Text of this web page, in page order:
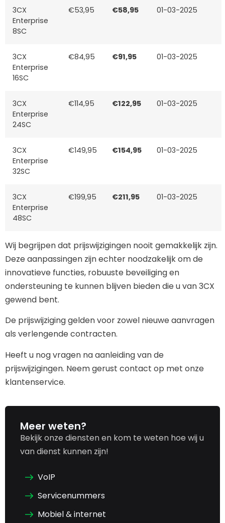
3CX
Enterprise
8SC
€53,95 €58,95 01-03-2025
3CX
Enterprise
16SC
€84,95 €91,95 01-03-2025
3CX
Enterprise
24SC
€114,95 €122,95 01-03-2025
3CX
Enterprise
32SC
€149,95 €154,95 01-03-2025
3CX
Enterprise
48SC
€199,95 €211,95 01-03-2025
Wij begrijpen dat prijswijzigingen nooit gemakkelijk zijn.
Deze aanpassingen zijn echter noodzakelijk om de
innovatieve functies, robuuste beveiliging en
ondersteuning te kunnen blijven bieden die u van 3CX
gewend bent.
De prijswijziging gelden voor zowel nieuwe aanvragen
als verlengende contracten.
Heeft u nog vragen na aanleiding van de
prijswijzigingen. Neem gerust contact op met onze
klantenservice.
Meer weten?
Bekijk onze diensten en kom te weten hoe wij u
van dienst kunnen zijn!
VoIP
Servicenummers
Mobiel & internet